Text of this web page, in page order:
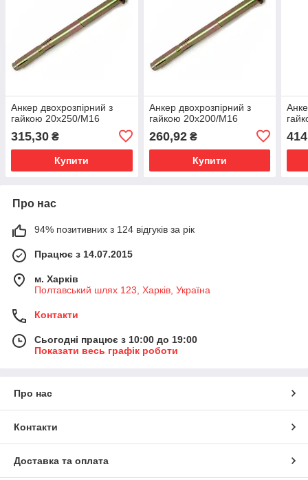
Анкер двохрозпірний з
гайкою 20х250/М16
315,30 ₴
Купити
Анкер двохрозпірний з
гайкою 20х200/М16
260,92₴
Купити
Про нас
94% позитивних з 124 відгуків за рік
Працює з 14.07.2015
м. Харків
Полтавський шлях 123, Харків, Україна
Контакти
Сьогодні працює з 10:00 до 19:00
Показати весь графік роботи
Про нас
Контакти
Доставка та оплата